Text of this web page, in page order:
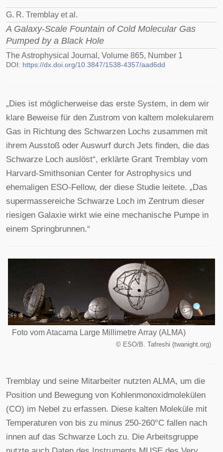
G. R. Tremblay et al.
A Galaxy-Scale Fountain of Cold Molecular Gas
Pumped by a Black Hole
The Astrophysical Journal, Volume 865, Number 1
DOI: https://dx.doi.org/10.3847/1538-4357/aad6dd
„Dies ist möglicherweise das erste System, in dem wir
klare Beweise für den Zustrom von kaltem molekularem
Gas in Richtung des Schwarzen Lochs zusammen mit
ihrem Ausstoß oder Auswurf durch Jets finden, die das
Schwarze Loch auslöst“, erklärte Grant Tremblay vom
Harvard-Smithsonian Center for Astrophysics und
ehemaligen ESO-Fellow, der diese Studie leitete. „Das
supermassereiche Schwarze Loch im Zentrum dieser
riesigen Galaxie wirkt wie eine mechanische Pumpe in
einem Springbrunnen.“
Foto vom Atacama Large Millimetre Array (ALMA)
© ESO/B. Tafreshi (twanight.org)
Tremblay und seine Mitarbeiter nutzten ALMA, um die
Position und Bewegung von Kohlenmonoxidmolekülen
(CO) im Nebel zu erfassen. Diese kalten Moleküle mit
Temperaturen von bis zu minus 250-260°C fallen nach
innen auf das Schwarze Loch zu. Die Arbeitsgruppe